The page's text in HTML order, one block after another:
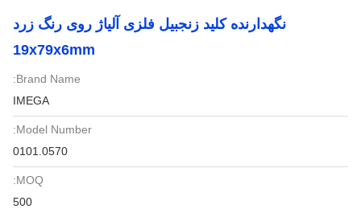
نگهدارنده کلید زنجبیل فلزی آلیاژ روی رنگ زرد
19x79x6mm
Brand Name:
IMEGA
Model Number:
0101.0570
MOQ:
500